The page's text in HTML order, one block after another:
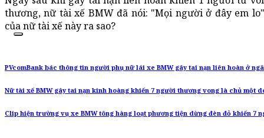
thương, nữ tài xế BMW đã nói: "Mọi người ở đây em
của nữ tài xế này ra sao?
PVcomBank bác thông tin người phụ nữ lái xe BMW gây tai nạn liên hoàn ở
Nữ tài xế BMW gây tai nạn kinh hoàng khiến 7 người thương vong là chủ một
Clip hiện trường vụ xe BMW tông hàng loạt phương tiện dừng đèn đỏ khiến 7